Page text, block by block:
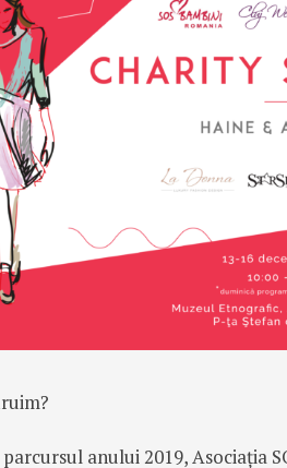
anului 2019, Asociația